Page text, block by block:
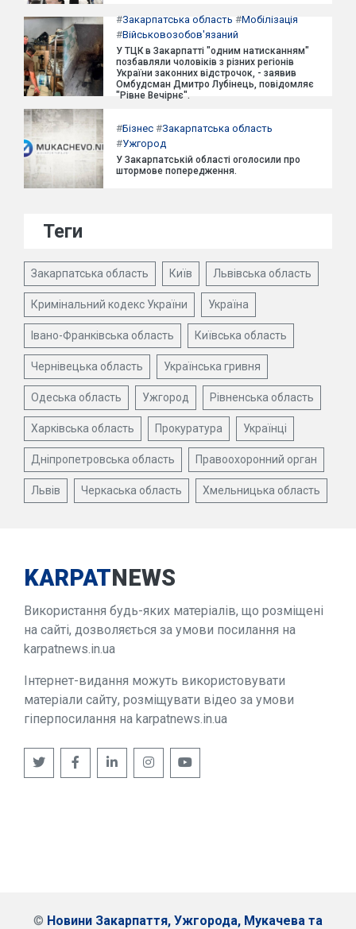
#Закарпатська область #Мобілізація
#Військовозобов'язаний
У ТЦК в Закарпатті "одним натисканням"
позбавляли чоловіків з різних регіонів
України законних відстрочок, - заявив
Омбудсман Дмитро Лубінець, повідомляє
"Рівне Вечірнє".
#Бізнес #Закарпатська область
#Ужгород
У Закарпатській області оголосили про
штормове попередження.
Теги
Закарпатська область Київ Львівська область
Кримінальний кодекс України Україна
Івано-Франківська область Київська область
Чернівецька область Українська гривня
Одеська область Ужгород Рівненська область
Харківська область Прокуратура Українці
Дніпропетровська область Правоохоронний орган
Львів Черкаська область Хмельницька область
KARPATNEWS
Використання будь-яких матеріалів, що розміщені
на сайті, дозволяється за умови посилання на
karpatnews.in.ua
Інтернет-видання можуть використовувати
матеріали сайту, розміщувати відео за умови
гіперпосилання на karpatnews.in.ua
© Новини Закарпаття, Ужгорода, Мукачева та